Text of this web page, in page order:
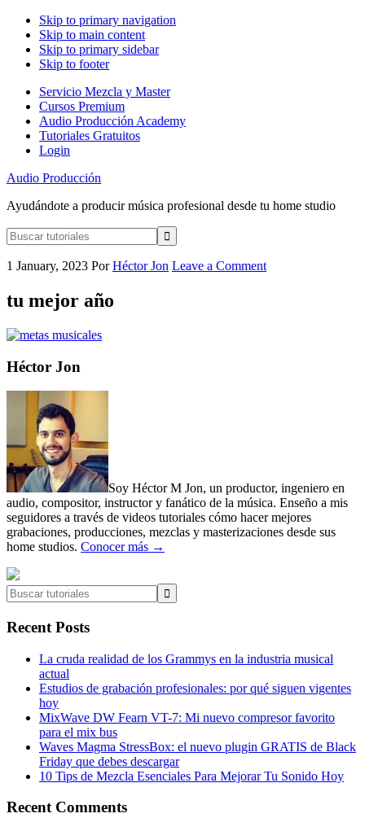
Skip to primary navigation
Skip to main content
Skip to primary sidebar
Skip to footer
Servicio Mezcla y Master
Cursos Premium
Audio Producción Academy
Tutoriales Gratuitos
Login
Audio Producción
Ayudándote a producir música profesional desde tu home studio
Buscar
tutoriales
1 January, 2023 PorHéctor Jon Leave a Comment
tu mejor año
Primary
Sidebar
Héctor Jon
Soy Héctor M Jon, un productor, ingeniero en
audio, compositor, instructor y fanático de la música. Enseño a mis
seguidores a través de videos tutoriales cómo hacer mejores
grabaciones, producciones, mezclas y masterizaciones desde sus
home studios. Conocer más →
Buscar
tutoriales
Recent Posts
La cruda realidad de los Grammys en la industria musical
actual
Estudios de grabación profesionales: por qué siguen vigentes
hoy
MixWave DW Fearn VT-7: Mi nuevo compresor favorito
para el mix bus
Waves Magma StressBox: el nuevo plugin GRATIS de Black
Friday que debes descargar
10 Tips de Mezcla Esenciales Para Mejorar Tu Sonido Hoy
Recent Comments